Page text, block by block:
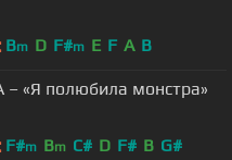
Bm D F#m E F A B
– «Я полюбила монстра»
F#m Bm C# D F# B G#